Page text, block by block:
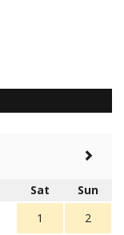
Sat
Sun
1
2